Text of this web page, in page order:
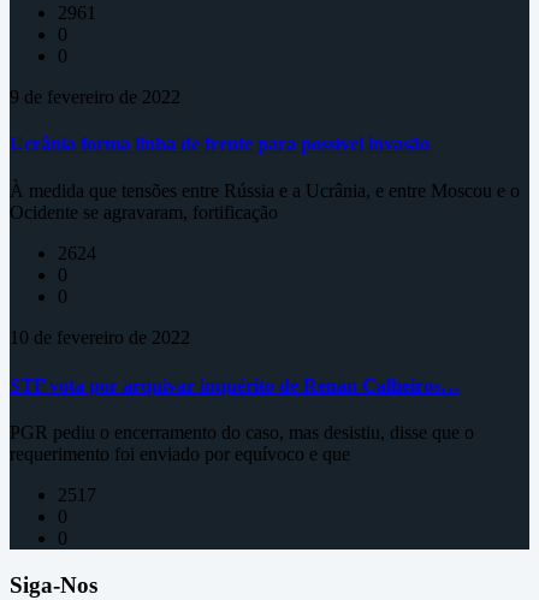
2961
0
0
9 de fevereiro de 2022
Ucrânia forma linha de frente para possível invasão
À medida que tensões entre Rússia e a Ucrânia, e entre Moscou e o
Ocidente se agravaram, fortificação
2624
0
0
10 de fevereiro de 2022
STF vota por arquivar inquérito de Renan Calheiros…
PGR pediu o encerramento do caso, mas desistiu, disse que o
requerimento foi enviado por equívoco e que
2517
0
0
Siga-Nos